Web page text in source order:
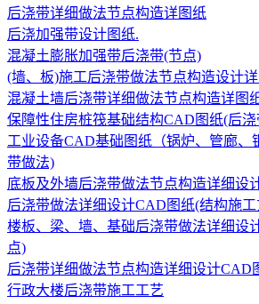
后浇带详细做法节点构造详图纸
后浇加强带设计图纸.
混凝土膨胀加强带后浇带(节点)
(墙、板)施工后浇带做法节点构造设计
混凝土墙后浇带详细做法节点构造详图
保障性住房桩筏基础结构CAD图纸(后
工业设备CAD基础图纸（锅炉、管廊、
带做法)
底板及外墙后浇带做法节点构造详细设
后浇带做法详细设计CAD图纸(结构施
楼板、梁、墙、基础后浇带做法详细设
点)
后浇带详细做法节点构造详细设计CAD
行政大楼后浇带施工工艺